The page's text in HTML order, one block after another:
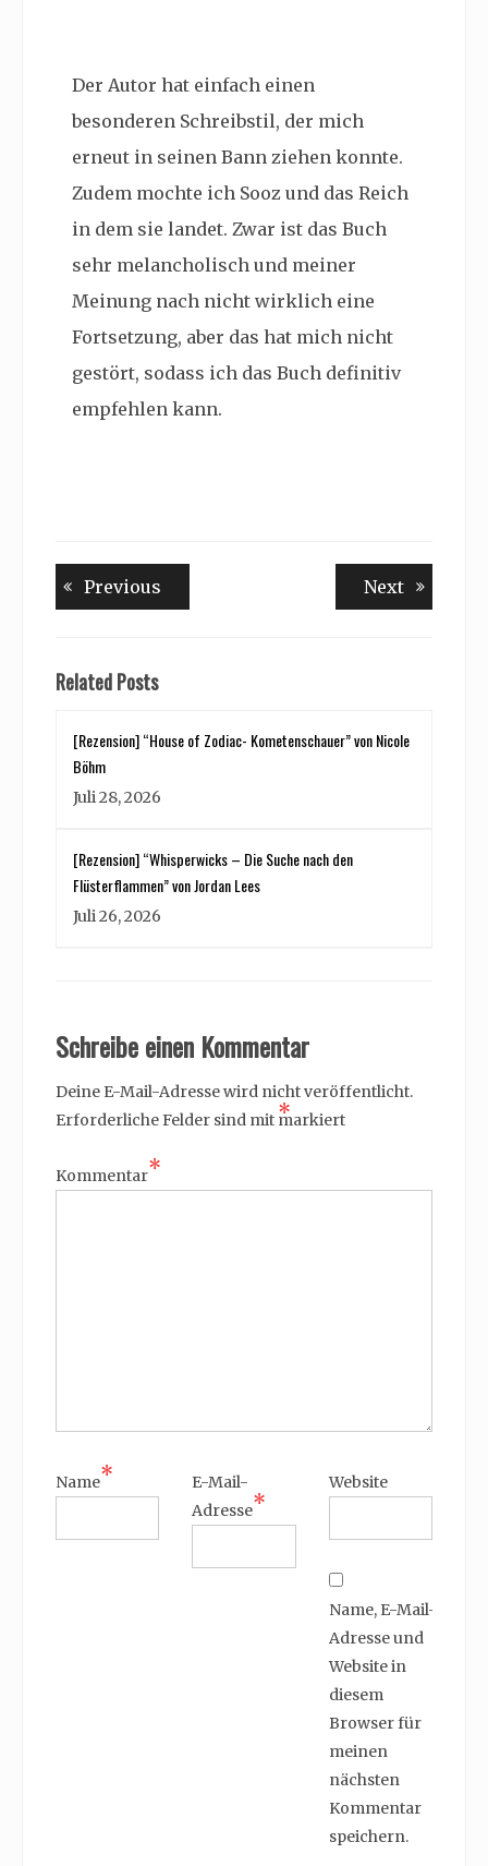
Der Autor hat einfach einen
besonderen Schreibstil, der mich
erneut in seinen Bann ziehen konnte.
Zudem mochte ich Sooz und das Reich
in dem sie landet. Zwar ist das Buch
sehr melancholisch und meiner
Meinung nach nicht wirklich eine
Fortsetzung, aber das hat mich nicht
gestört, sodass ich das Buch definitiv
empfehlen kann.
Beitragsnavigation
Previous NextNext
Related Posts
[Rezension] “House of Zodiac- Kometenschauer” von Nicole
Böhm
Juli 28, 2026
[Rezension] “Whisperwicks – Die Suche nach den
Flüsterflammen” von Jordan Lees
Juli 26, 2026
Schreibe einen Kommentar
Deine E-Mail-Adresse wird nicht veröffentlicht.
Erforderliche Felder sind mit *
markiert
Kommentar*
Name*
E-Mail-
Adresse*
Website
Name, E-Mail-
Adresse und
Website in
diesem
Browser für
meinen
nächsten
Kommentar
speichern.